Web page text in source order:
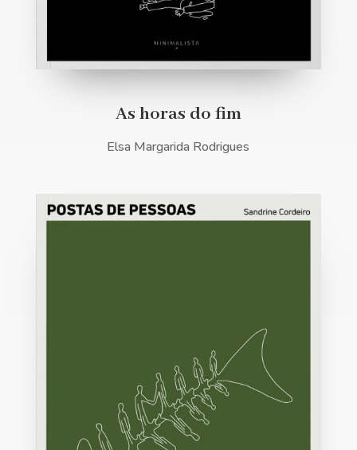
As horas do fim
Elsa Margarida Rodrigues